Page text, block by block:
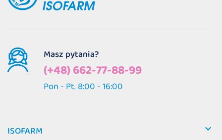
Masz pytania?
(+48) 662-77-88-99
Pon - Pt. 8:00 - 16:00
ISOFARM 